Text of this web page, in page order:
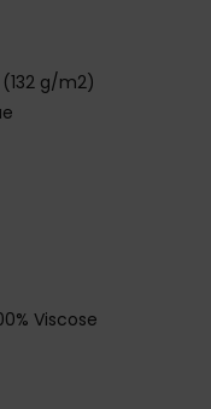
g/m2)
Viscose